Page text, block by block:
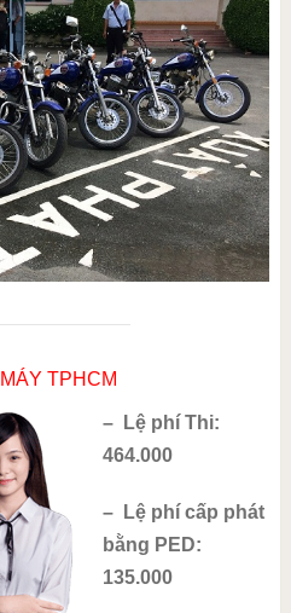
TPHCM
– Lệ phí Thi:
464.000
– Lệ phí cấp phát
bằng PED:
135.000